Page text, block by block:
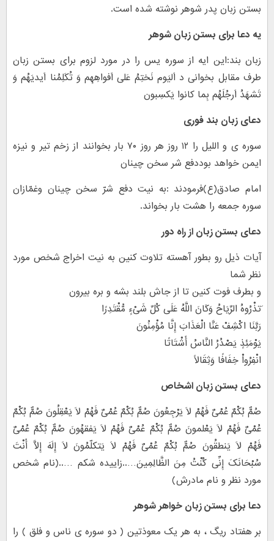
بستن زبان پدر شوهر نوشته شده است.
یه دعا برای بستن زبان شوهر
زبان بند:این ایه از سوره یس را در مورد لزوم برای بستن زبان
طرف مقابل بخوانی د اَلیَوم نَختِمُ عَلی اَفواهِهِم وَ تُکَلِمُنا اَیدیَهُم وَ
تَشهَدُ اَرجُلَهُم بِما کانوا یَکسِبون
دعای زبان بند فوری
سوره ی و اللیل را ۱۲ روز هر روز ۷۰ بار بخوانند از زخم تیر و نیزه
ایمن خواهد بوددفع شر سخن چینان
امام صادق(ع)فرمودند :به نیت دفع شرّ سخن چینان وغمّازان
سوره جمعه را هشت بار بخواند.
دعای بستن زبان از راه دور
آیات ذیل رو بطور آهسته تلاوت کنین به نیت اخراج شخص مورد
نظر شما
و بطرف فوت کنین تا از جاش بلند بشه و بره بیرون
َتذْرُوهُ الرِّیَاحُ وَکَانَ اللَّهُ عَلَى کُلِّ شَیْءٍ مُّقْتَدِرًا
رَبَّنَا اکْشِفْ عَنَّا الْعَذَابَ إِنَّا مُؤْمِنُونَ
یَوْمَئِذٍ یَصْدُرُ النَّاسُ أَشْتَاتًا
انْفِرُواْ خِفَافًا وَثِقَالًا
دعای بستن زبان اشخاص
صُمٌّ بُکْمٌ عُمْیٌ فَهُمْ لاَ یَرْجِعُونَ صُمٌّ بُکْمٌ عُمْیٌ فَهُمْ لاَ یَعْقِلُونَ صُمٌّ بُکْمٌ
عُمْیٌ فَهُمْ لاَ یَعْلمونَ صُمٌّ بُکْمٌ عُمْیٌ فَهُمْ لاَ یَفقهُونَ صُمٌّ بُکْمٌ عُمْیٌ
فَهُمْ لاَ یَنطقُونَ صُمٌّ بُکْمٌ عُمْیٌ فَهُمْ لاَ یَتکلّمُونَ لَا إِلَهَ إِلَّا أَنْتَ
سُبْحَانَکَ إِنِّی کُنْتُ مِنَ الظَّالِمِینَ…..زاییده شکم …..(نام شخص
مورد نظر و نام مادرش)
دعا برای بستن زبان خواهر شوهر
بر هفتاد ریگ ، به هر یک معوذتین ( دو سوره ی ناس و فلق ) را